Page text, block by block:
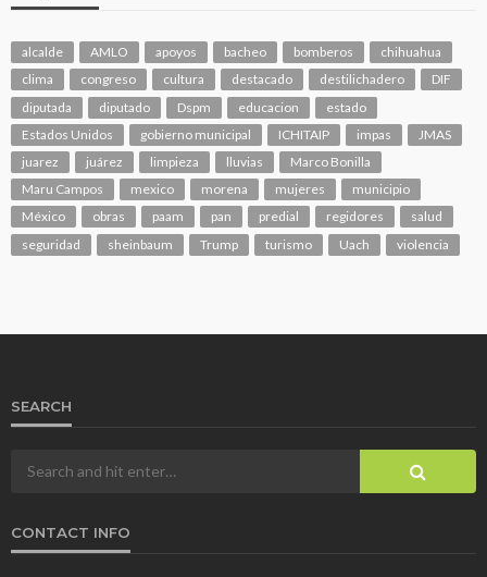
alcalde AMLO apoyos bacheo bomberos
chihuahua
clima
congreso cultura destacado destilichadero
DIF
diputada
diputado Dspm educacion
estado
Estados Unidos
gobierno municipal ICHITAIP impas
JMAS
juarez
juárez limpieza lluvias
Marco Bonilla
Maru Campos
mexico morena mujeres
municipio
México
obras paam pan predial regidores
salud
seguridad
sheinbaum Trump turismo Uach violencia
SEARCH
CONTACT INFO